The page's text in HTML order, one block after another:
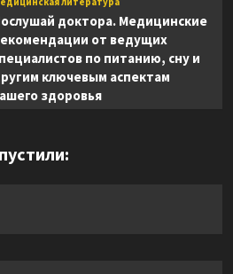
доктора. Медицинские
от ведущих
по питанию, сну и
ключевым аспектам
здоровья